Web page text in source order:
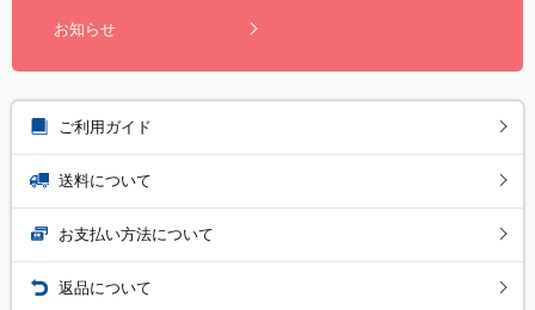
お知らせ
ご利用ガイド
送料について
お支払い方法について
返品について